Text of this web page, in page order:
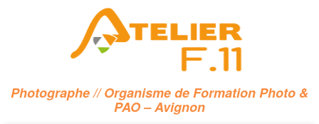
Photographe // Organisme de Formation Photo &
PAO – Avignon